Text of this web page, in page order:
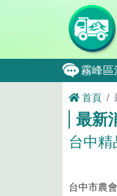
霧峰區
大肚
北屯區
外埔區
石岡
東勢區
首頁
最新
台中
台中市農